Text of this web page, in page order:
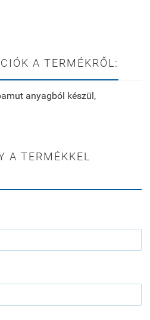
A TERMÉKRŐL:
anyagból készül,
A TERMÉKKEL